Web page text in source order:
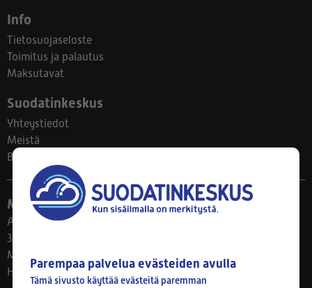
Info
Tietosuojaseloste
Toimitus ja palautus
Maksutavat
Suodatinkeskus
Yhteystiedot
Meistä
Blogi
Myymälä
Ahlmanintie 61
33800 Tampere
Ma–Pe 8–17
Huom! Myymälän poikkeusaukiolot: 27.7.-21.8. klo 8-16
Parempaa palvelua evästeiden avulla
Tämä sivusto käyttää evästeitä paremman